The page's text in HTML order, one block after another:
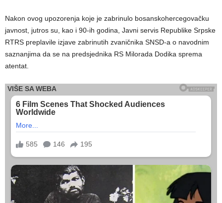
Nakon ovog upozorenja koje je zabrinulo bosanskohercegovačku
javnost, jutros su, kao i 90-ih godina, Javni servis Republike Srpske
RTRS preplavile izjave zabrinutih zvaničnika SNSD-a o navodnim
saznanjima da se na predsjednika RS Milorada Dodika sprema
atentat.